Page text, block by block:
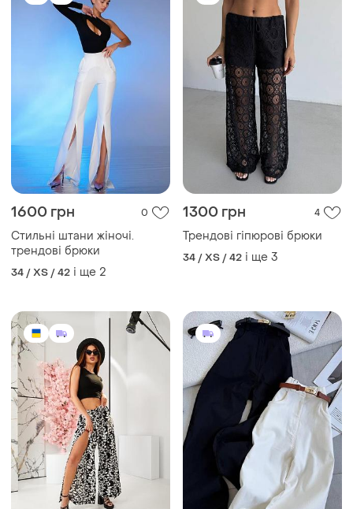
1600 грн 0
Стильні штани жіночі.
трендові брюки
34 / XS / 42 і ще 2
1300 грн 4
Трендові гіпюрові брюки
34 / XS / 42 і ще 3